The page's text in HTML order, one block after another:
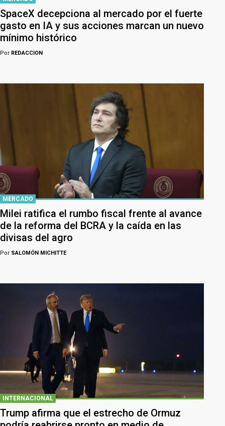
SpaceX decepciona al mercado por el fuerte
gasto en IA y sus acciones marcan un nuevo
mínimo histórico
Por REDACCION
MERCADO
Milei ratifica el rumbo fiscal frente al avance
de la reforma del BCRA y la caída en las
divisas del agro
Por SALOMÓN MICHITTE
INTERNACIONAL
Trump afirma que el estrecho de Ormuz